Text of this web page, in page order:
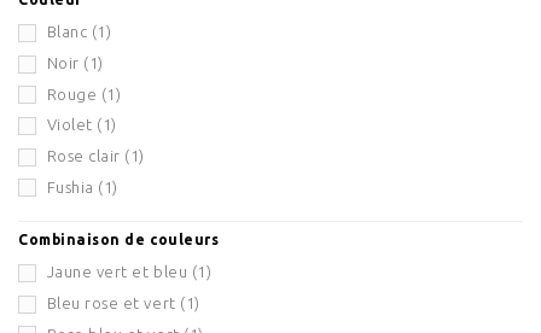
Blanc (1)
Noir (1)
Rouge (1)
Violet (1)
Rose clair (1)
Fushia (1)
Combinaison de couleurs
Jaune vert et bleu (1)
Bleu rose et vert (1)